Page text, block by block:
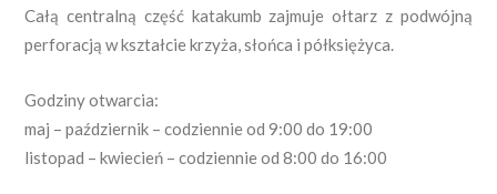
Całą centralną część katakumb zajmuje ołtarz z podwójną
perforacją w kształcie krzyża, słońca i półksiężyca.
Godziny otwarcia:
maj – październik – codziennie od 9:00 do 19:00
listopad – kwiecień – codziennie od 8:00 do 16:00